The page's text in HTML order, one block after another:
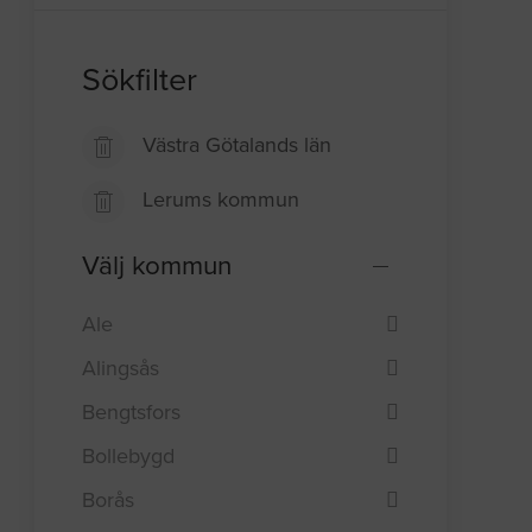
Sökfilter
Västra Götalands län
Lerums kommun
Välj kommun
Ale
Alingsås
Bengtsfors
Bollebygd
Borås